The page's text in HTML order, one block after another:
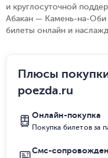
и круглосуточной
Абакан — Камень-на-Оби
билеты онлайн и
Плюсы
poezda.ru
Онлайн-покупка
Покупка билетов за
Смс-